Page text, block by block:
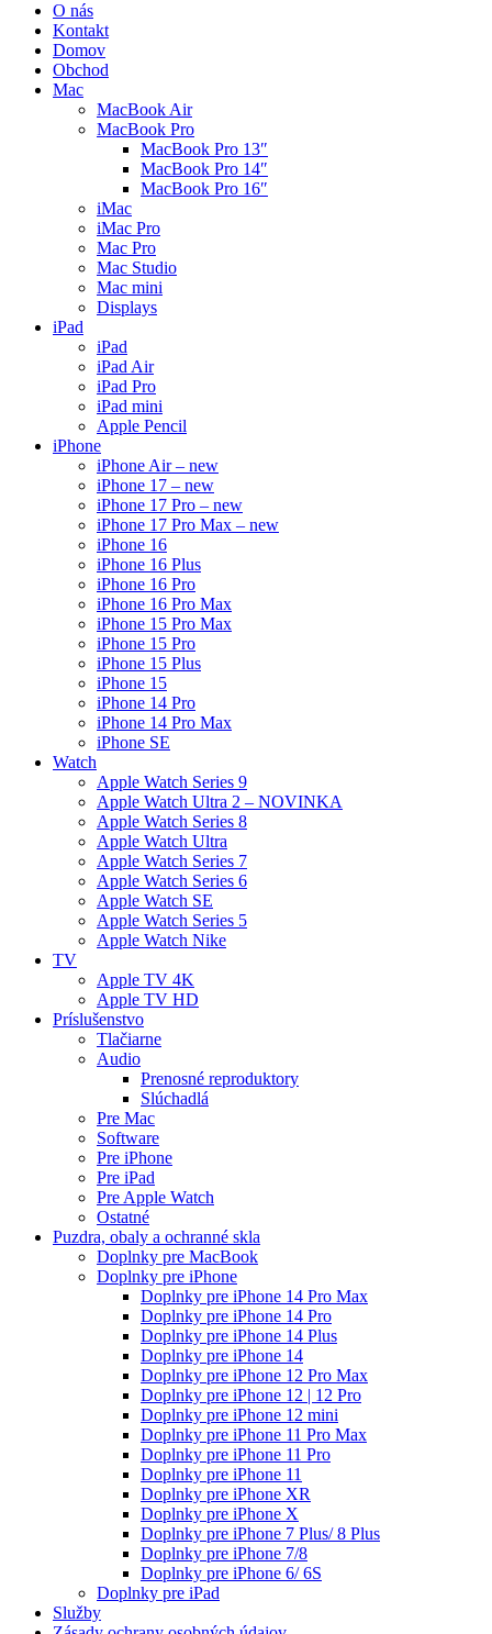
O nás
Kontakt
Domov
Obchod
Mac
MacBook Air
MacBook Pro
MacBook Pro 13″
MacBook Pro 14″
MacBook Pro 16″
iMac
iMac Pro
Mac Pro
Mac Studio
Mac mini
Displays
iPad
iPad
iPad Air
iPad Pro
iPad mini
Apple Pencil
iPhone
iPhone Air – new
iPhone 17 – new
iPhone 17 Pro – new
iPhone 17 Pro Max – new
iPhone 16
iPhone 16 Plus
iPhone 16 Pro
iPhone 16 Pro Max
iPhone 15 Pro Max
iPhone 15 Pro
iPhone 15 Plus
iPhone 15
iPhone 14 Pro
iPhone 14 Pro Max
iPhone SE
Watch
Apple Watch Series 9
Apple Watch Ultra 2 – NOVINKA
Apple Watch Series 8
Apple Watch Ultra
Apple Watch Series 7
Apple Watch Series 6
Apple Watch SE
Apple Watch Series 5
Apple Watch Nike
TV
Apple TV 4K
Apple TV HD
Príslušenstvo
Tlačiarne
Audio
Prenosné reproduktory
Slúchadlá
Pre Mac
Software
Pre iPhone
Pre iPad
Pre Apple Watch
Ostatné
Puzdra, obaly a ochranné skla
Doplnky pre MacBook
Doplnky pre iPhone
Doplnky pre iPhone 14 Pro Max
Doplnky pre iPhone 14 Pro
Doplnky pre iPhone 14 Plus
Doplnky pre iPhone 14
Doplnky pre iPhone 12 Pro Max
Doplnky pre iPhone 12 | 12 Pro
Doplnky pre iPhone 12 mini
Doplnky pre iPhone 11 Pro Max
Doplnky pre iPhone 11 Pro
Doplnky pre iPhone 11
Doplnky pre iPhone XR
Doplnky pre iPhone X
Doplnky pre iPhone 7 Plus/ 8 Plus
Doplnky pre iPhone 7/8
Doplnky pre iPhone 6/ 6S
Doplnky pre iPad
Služby